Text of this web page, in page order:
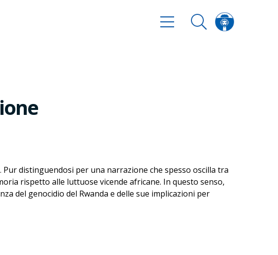
distinguendosi per una narrazione che spesso oscilla tra
rispetto alle luttuose vicende africane. In questo senso,
del genocidio del Rwanda e delle sue implicazioni per